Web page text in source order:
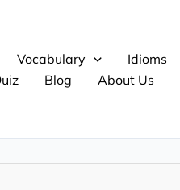
Vocabulary Idioms
Blog About Us